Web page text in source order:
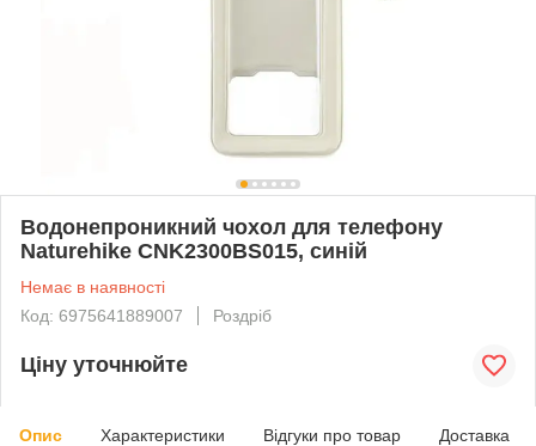
Водонепроникний чохол для телефону
Naturehike CNK2300BS015, синій
Немає в наявності
Код: 6975641889007
Роздріб
Ціну уточнюйте
Опис Характеристики Відгуки про товар Доставка